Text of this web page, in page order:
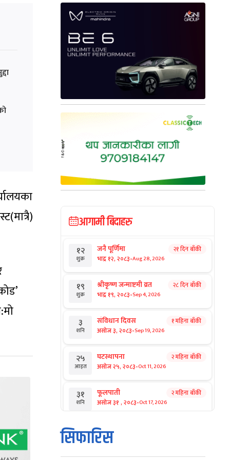
आगामी बिदाहरु
१२
शुक्र
जनै पूर्णिमा
भाद्र १२, २०८३-Aug 28, 2026
२१ दिन बाँकी
१९
शुक्र
श्रीकृष्ण जन्माष्टमी व्रत
भाद्र १९, २०८३-Sep 4, 2026
२८ दिन बाँकी
३
शनि
संविधान दिवस
असोज ३, २०८३-Sep 19, 2026
१ महिना बाँकी
२५
आइत
घटस्थापना
असोज २५, २०८३-Oct 11, 2026
२ महिना बाँकी
३१
शनि
फूलपाती
असोज ३१ , २०८३-Oct 17, 2026
२ महिना बाँकी
१
आइत
कार्तिक सङ्क्रान्ति
कार्तिक १, २०८३
सिफारिस